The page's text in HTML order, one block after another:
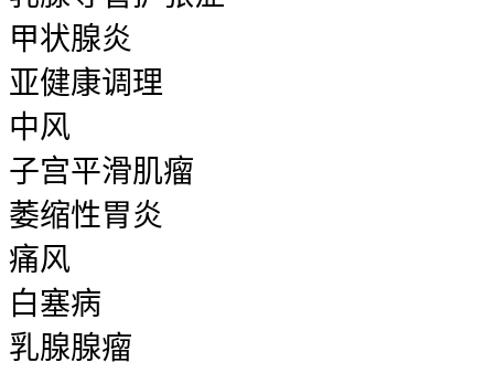
甲状腺炎
亚健康调理
中风
子宫平滑肌瘤
萎缩性胃炎
痛风
白塞病
乳腺腺瘤